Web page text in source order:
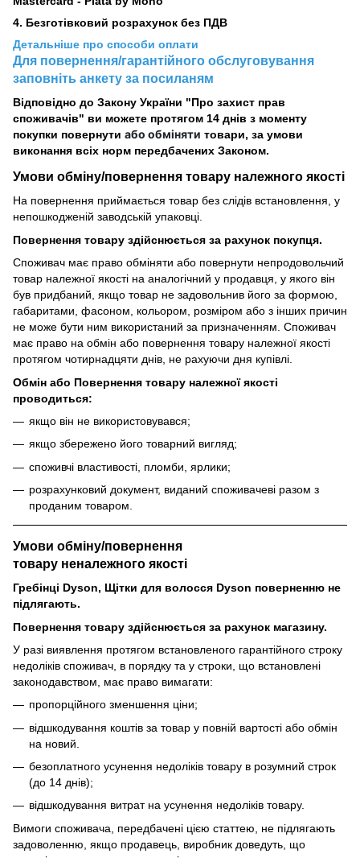
4. Безготівковий розрахунок без ПДВ
Детальніше про способи оплати
Для повернення/гарантійного обслуговування
заповніть анкету за посиланям
Відповідно до Закону України "Про захист прав
споживачів" ви можете протягом 14 днів з моменту
покупки повернути або обміняти товари, за умови
виконання всіх норм передбачених Законом.
Умови обміну/повернення товару належного якості
На повернення приймається товар без слідів встановлення, у
непошкодженій заводській упаковці.
Повернення товару здійснюється за рахунок покупця.
Споживач має право обміняти або повернути непродовольчий
товар належної якості на аналогічний у продавця, у якого він
був придбаний, якщо товар не задовольнив його за формою,
габаритами, фасоном, кольором, розміром або з інших причин
не може бути ним використаний за призначенням. Споживач
має право на обмін або повернення товару належної якості
протягом чотирнадцяти днів, не рахуючи дня купівлі.
Обмін або Повернення товару належної якості
проводиться:
якщо він не використовувався;
якщо збережено його товарний вигляд;
споживчі властивості, пломби, ярлики;
розрахунковий документ, виданий споживачеві разом з
проданим товаром.
Умови обміну/повернення
товару неналежного якості
Гребінці Dyson, Щітки для волосся Dyson поверненню не
підлягають.
Повернення товару здійснюється за рахунок магазину.
У разі виявлення протягом встановленого гарантійного строку
недоліків споживач, в порядку та у строки, що встановлені
законодавством, має право вимагати:
пропорційного зменшення ціни;
відшкодування коштів за товар у повній вартості або обмін
на новий.
безоплатного усунення недоліків товару в розумний строк
(до 14 днів);
відшкодування витрат на усунення недоліків товару.
Вимоги споживача, передбачені цією статтею, не підлягають
задоволенню, якщо продавець, виробник доведуть, що